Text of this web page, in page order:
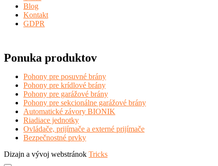
Blog
Kontakt
GDPR
Ponuka produktov
Pohony pre posuvné brány
Pohony pre krídlové brány
Pohony pre garážové brány
Pohony pre sekcionálne garážové brány
Automatické závory BIONIK
Riadiace jednotky
Ovládače, prijímače a externé prijímače
Bezpečnostné prvky
Dizajn a vývoj webstránok Tricks